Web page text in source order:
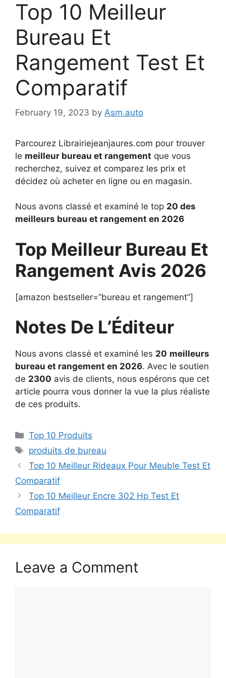
Top 10 Meilleur
Bureau Et
Rangement Test Et
Comparatif
February 19, 2023 by Asm.auto
Parcourez Librairiejeanjaures.com pour trouver
le meilleur bureau et rangement que vous
recherchez, suivez et comparez les prix et
décidez où acheter en ligne ou en magasin.
Nous avons classé et examiné le top 20 des
meilleurs bureau et rangement en 2026
Top Meilleur Bureau Et
Rangement Avis 2026
[amazon bestseller=”bureau et rangement”]
Notes De L’Éditeur
Nous avons classé et examiné les 20 meilleurs
bureau et rangement en 2026. Avec le soutien
de 2300 avis de clients, nous espérons que cet
article pourra vous donner la vue la plus réaliste
de ces produits.
Top 10 Produits
produits de bureau
Top 10 Meilleur Rideaux Pour Meuble Test Et
Comparatif
Top 10 Meilleur Encre 302 Hp Test Et
Comparatif
Leave a Comment